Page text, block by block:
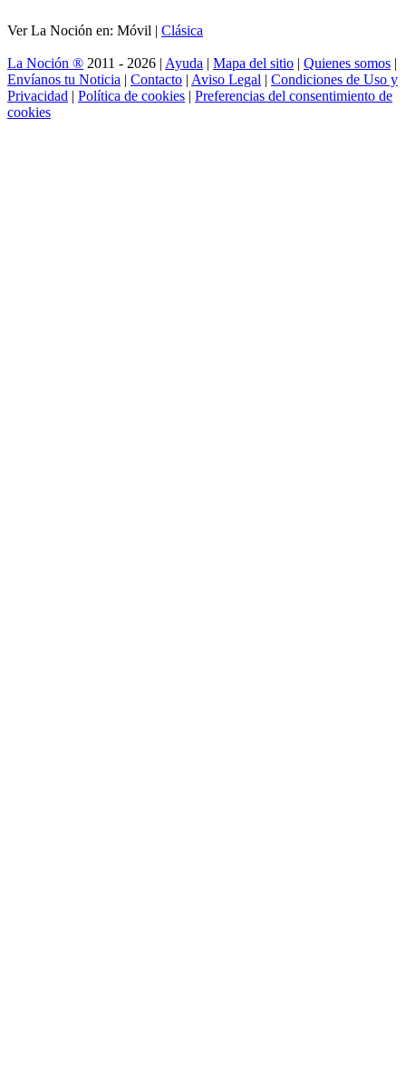
Ver La Noción en: Móvil | Clásica
La Noción ® 2011 - 2026 | Ayuda | Mapa del sitio | Quienes somos |
Envíanos tu Noticia | Contacto | Aviso Legal | Condiciones de Uso y
Privacidad | Política de cookies | Preferencias del consentimiento de
cookies